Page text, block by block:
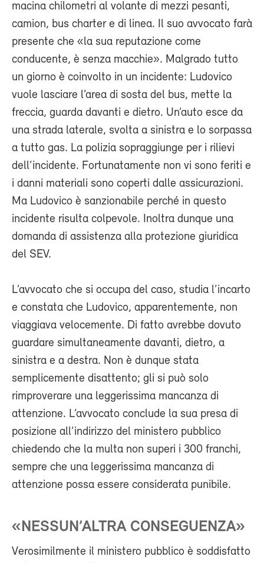
macina chilometri al volante di mezzi pesanti,
camion, bus charter e di linea. Il suo avvocato farà
presente che «la sua reputazione come
conducente, è senza macchie». Malgrado tutto
un giorno è coinvolto in un incidente: Ludovico
vuole lasciare l’area di sosta del bus, mette la
freccia, guarda davanti e dietro. Un’auto esce da
una strada laterale, svolta a sinistra e lo sorpassa
a tutto gas. La polizia sopraggiunge per i rilievi
dell’incidente. Fortunatamente non vi sono feriti e
i danni materiali sono coperti dalle assicurazioni.
Ma Ludovico è sanzionabile perché in questo
incidente risulta colpevole. Inoltra dunque una
domanda di assistenza alla protezione giuridica
del SEV.
L’avvocato che si occupa del caso, studia l’incarto
e constata che Ludovico, apparentemente, non
viaggiava velocemente. Di fatto avrebbe dovuto
guardare simultaneamente davanti, dietro, a
sinistra e a destra. Non è dunque stata
semplicemente disattento; gli si può solo
rimproverare una leggerissima mancanza di
attenzione. L’avvocato conclude la sua presa di
posizione all’indirizzo del ministero pubblico
chiedendo che la multa non superi i 300 franchi,
sempre che una leggerissima mancanza di
attenzione possa essere considerata punibile.
«NESSUN’ALTRA CONSEGUENZA»
Verosimilmente il ministero pubblico è soddisfatto